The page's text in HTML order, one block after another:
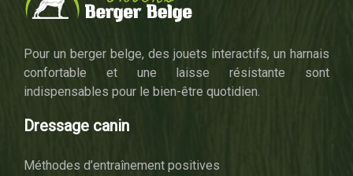
Pour un berger belge, des jouets interactifs, un harnais
confortable et une laisse résistante sont
indispensables pour le bien-être quotidien.
Dressage canin
Méthodes d’entraînement positives